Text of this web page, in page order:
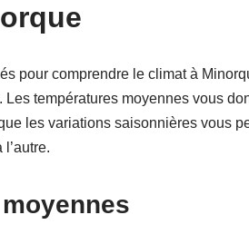
pour comprendre le climat à
Les températures moyennes vous
les variations saisonnières vous